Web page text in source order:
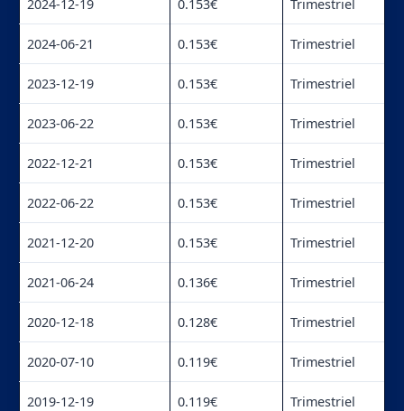
2024-12-19 0.153€ Trimestriel
2024-06-21 0.153€ Trimestriel
2023-12-19 0.153€ Trimestriel
2023-06-22 0.153€ Trimestriel
2022-12-21 0.153€ Trimestriel
2022-06-22 0.153€ Trimestriel
2021-12-20 0.153€ Trimestriel
2021-06-24 0.136€ Trimestriel
2020-12-18 0.128€ Trimestriel
2020-07-10 0.119€ Trimestriel
2019-12-19 0.119€ Trimestriel